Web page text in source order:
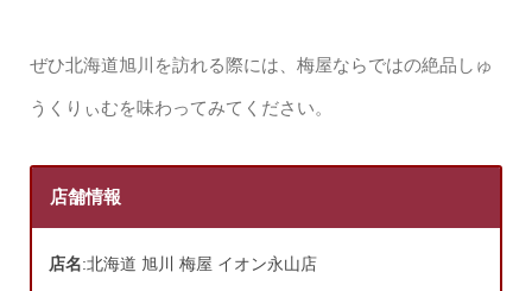
ぜひ北海道旭川を訪れる際には、梅屋ならではの絶品しゅ
うくりぃむを味わってみてください。
店舗情報
店名:北海道 旭川 梅屋 イオン永山店